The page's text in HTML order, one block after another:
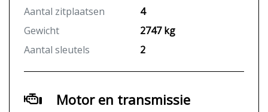
Aantal zitplaatsen
4
Gewicht
2747 kg
Aantal sleutels
2
Motor en transmissie